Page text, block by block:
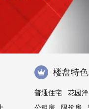
楼盘特色
普通住宅 花园